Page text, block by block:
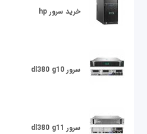
خرید سرور hp
سرور dl380 g10
سرور dl380 g11